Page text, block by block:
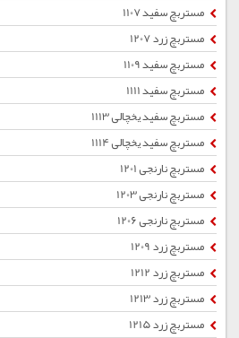
مستربچ سفید 1107
مستربچ زرد 1207
مستربچ سفید 1109
مستربچ سفید 1111
مستربچ سفید یخچالی 1113
مستربچ سفید یخچالی 1114
مستربچ نارنجی 1201
مستربچ نارنجی 1203
مستربچ نارنجی 1206
مستربچ زرد 1209
مستربچ زرد 1212
مستربچ زرد 1213
مستربچ زرد 1215